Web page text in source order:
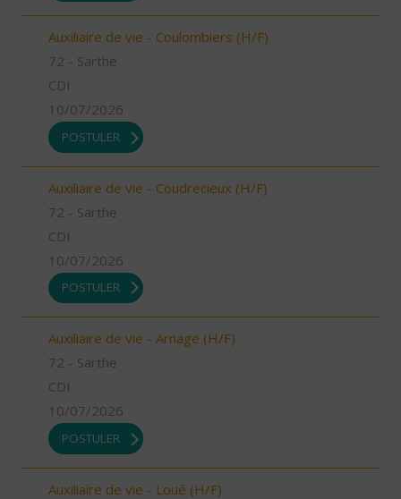
Auxiliaire de vie - Coulombiers (H/F)
72 - Sarthe
CDI
10/07/2026
POSTULER
Auxiliaire de vie - Coudrecieux (H/F)
72 - Sarthe
CDI
10/07/2026
POSTULER
Auxiliaire de vie - Arnage (H/F)
72 - Sarthe
CDI
10/07/2026
POSTULER
Auxiliaire de vie - Loué (H/F)